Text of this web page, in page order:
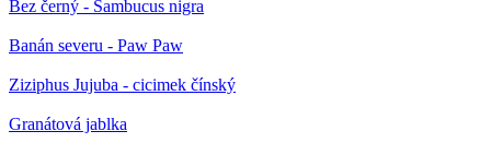
Bez černý - Sambucus nigra
Banán severu - Paw Paw
Ziziphus Jujuba - cicimek čínský
Granátová jablka